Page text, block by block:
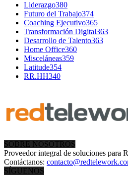
Liderazgo380
Futuro del Trabajo374
Coaching Ejecutivo365
Transformación Digital363
Desarrollo de Talento363
Home Office360
Misceláneas359
Latitude354
RR.HH340
SOBRE NOSOTROS
Proveedor integral de soluciones para
Contáctanos:
SÍGUENOS